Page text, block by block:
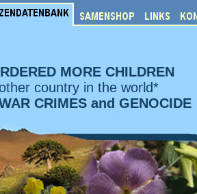
MORE CHILDREN
country in the world*
CRIMES and GENOCIDE